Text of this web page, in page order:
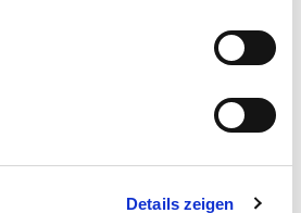
Details zeigen
von Michael Jackson